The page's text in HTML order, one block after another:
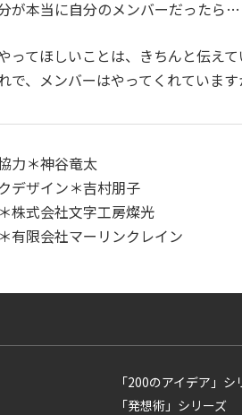
が本当に自分のメンバーだったら
ってほしいことは、きちんと伝えて
で、メンバーはやってくれています
力＊神谷竜太
デザイン＊吉村朋子
株式会社文字工房燦光
有限会社マーリンクレイン
「200のアイデア」シ
「発想術」シリーズ